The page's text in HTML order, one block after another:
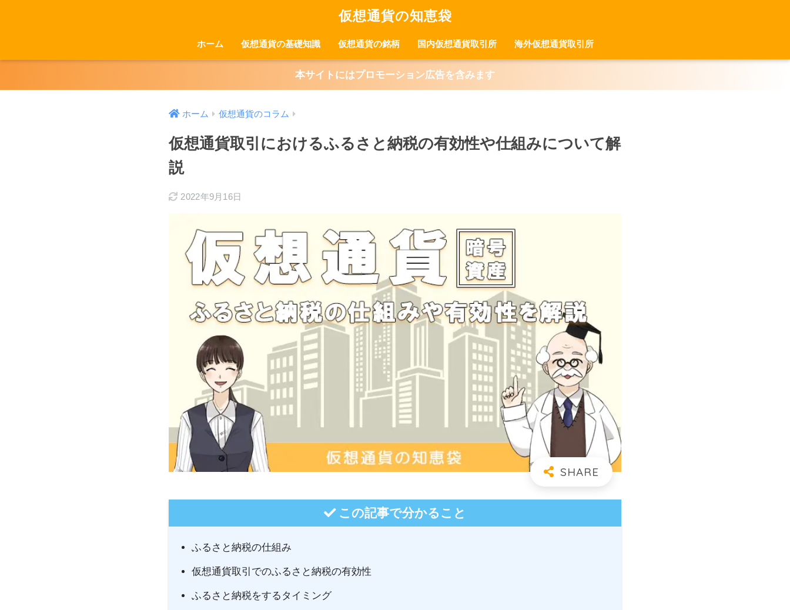
仮想通貨の知恵袋
ホーム 仮想通貨の基礎知識 仮想通貨の銘柄 国内仮想通貨取引所 海外仮想通貨取引所
本サイトにはプロモーション広告を含みます
ホーム 仮想通貨のコラム
仮想通貨取引におけるふるさと納税の有効性や仕組みについて解
説
2022年9月16日
この記事で分かること
ふるさと納税の仕組み
仮想通貨取引でのふるさと納税の有効性
ふるさと納税をするタイミング